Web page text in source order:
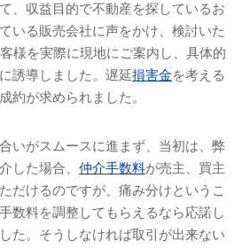
、収益目的で不動産を探しているお
いる販売会社に声をかけ、検討いた
様を実際に現地にご案内し、具体的
誘導しました。遅延損害金を考える
約が求められました。
いがスムースに進まず、当初は、弊
した場合、 仲介手数料が売主、買主
だけるのですが、痛み分けというこ
数料を調整してもらえるなら応諾し
た。そうしなければ取引が出来ない